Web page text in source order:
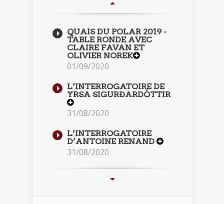
QUAIS DU POLAR 2019 -
TABLE RONDE AVEC
CLAIRE FAVAN ET
OLIVIER NOREK
01/09/2020
L’INTERROGATOIRE DE
YRSA SIGURÐARDÓTTIR
31/08/2020
L’INTERROGATOIRE
D’ANTOINE RENAND
31/08/2020